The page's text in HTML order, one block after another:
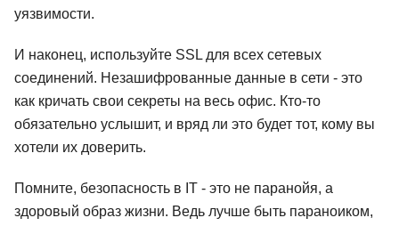
уязвимости.
И наконец, используйте SSL для всех сетевых
соединений. Незашифрованные данные в сети - это
как кричать свои секреты на весь офис. Кто-то
обязательно услышит, и вряд ли это будет тот, кому вы
хотели их доверить.
Помните, безопасность в IT - это не паранойя, а
здоровый образ жизни. Ведь лучше быть параноиком,